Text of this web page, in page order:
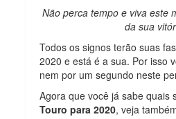
Não perca tempo e viva este
da sua
Todos os signos terão suas
2020 e está é a sua. Por isso
nem por um segundo neste
Agora que você já sabe quais
Touro para 2020, veja